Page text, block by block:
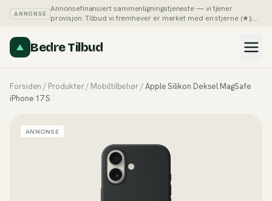
ANNONSE
Annonsefinansiert sammenligningstjeneste — vi tjener
provisjon. Tilbud vi fremhever er merket med en stjerne (★);
Bedre Tilbud
Forsiden / Produkter/ Mobiltilbehør/Apple Silikon Deksel MagSafe
iPhone 17 S
ANNONSE